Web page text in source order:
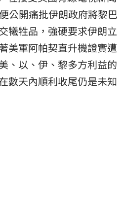
公開痛批伊朗政府將黎巴
犧牲品，強硬要求伊朗立
美軍阿帕契直升機證實遭
、以、伊、黎多方利益的
數天內順利收尾仍是未知